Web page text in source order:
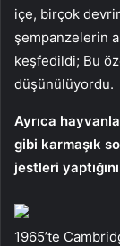
içe, birçok
şempanzelerin
keşfedildi; Bu
düşünülüyordu.
Ayrıca
gibi karmaşık
jestleri
1965’te